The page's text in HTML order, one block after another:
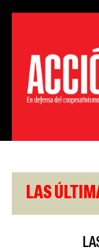
Saltar
contenido
LAS
por la